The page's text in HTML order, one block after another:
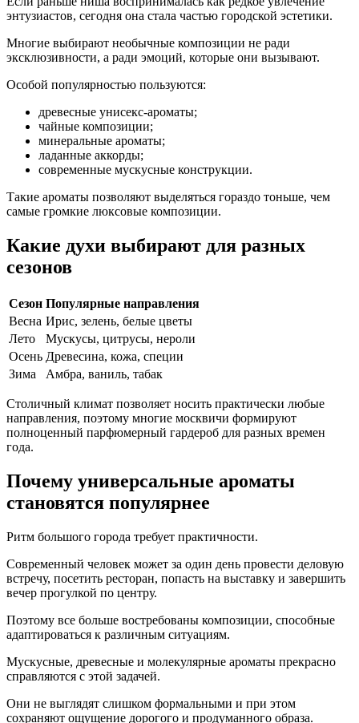
энтузиастов, сегодня она стала частью городской эстетики.
Многие выбирают необычные композиции не ради
эксклюзивности, а ради эмоций, которые они вызывают.
Особой популярностью пользуются:
древесные унисекс-ароматы;
чайные композиции;
минеральные ароматы;
ладанные аккорды;
современные мускусные конструкции.
Такие ароматы позволяют выделяться гораздо тоньше, чем
самые громкие люксовые композиции.
Какие духи выбирают для разных
сезонов
Сезон Популярные направления
Весна Ирис, зелень, белые цветы
Лето
Мускусы, цитрусы, нероли
Осень Древесина, кожа, специи
Зима
Амбра, ваниль, табак
Столичный климат позволяет носить практически любые
направления, поэтому многие москвичи формируют
полноценный парфюмерный гардероб для разных времен
года.
Почему универсальные ароматы
становятся популярнее
Ритм большого города требует практичности.
Современный человек может за один день провести деловую
встречу, посетить ресторан, попасть на выставку и завершить
вечер прогулкой по центру.
Поэтому все больше востребованы композиции, способные
адаптироваться к различным ситуациям.
Мускусные, древесные и молекулярные ароматы прекрасно
справляются с этой задачей.
Они не выглядят слишком формальными и при этом
сохраняют ощущение дорогого и продуманного образа.